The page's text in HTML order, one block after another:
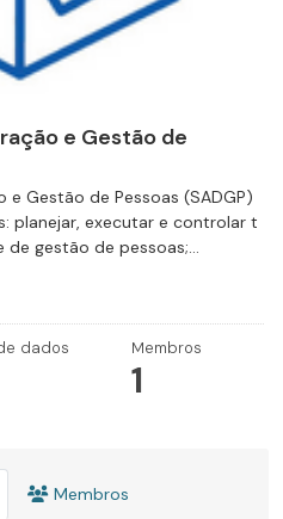
e Gestão de
Gestão de Pessoas (SADGP)
planejar, executar e controlar t
gestão de pessoas;...
dados Membros
1
Membros